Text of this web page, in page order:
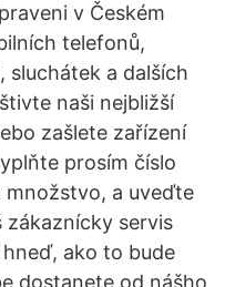
v Českém
telefonů,
a dalších
naši nejbližší
zašlete zařízení
prosím číslo
množstvo, a uveďte
servis
ako to bude
dostanete od nášho